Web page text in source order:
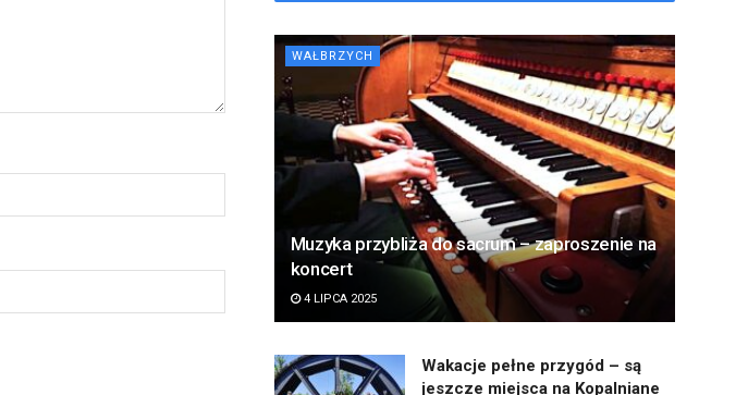
WAŁBRZYCH
Muzyka przybliża do sacrum – zaproszenie na
koncert
4 LIPCA 2025
Wakacje pełne przygód – są
jeszcze miejsca na Kopalniane